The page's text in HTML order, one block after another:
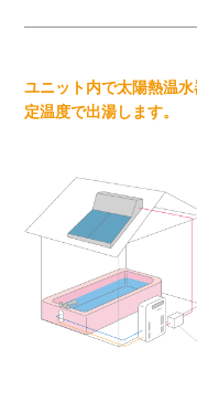
ユニット内で太陽熱温
定温度で出湯します。